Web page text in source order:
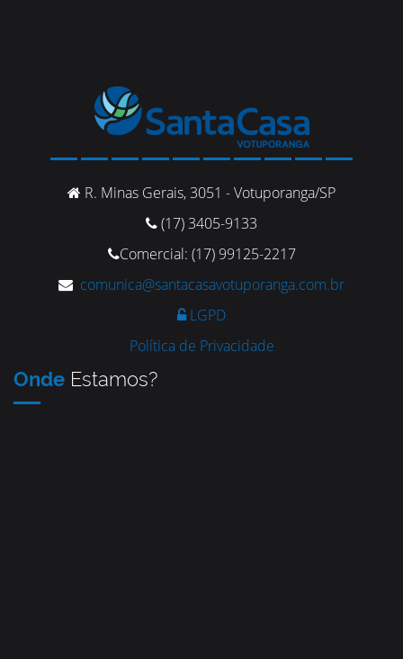
R. Minas Gerais, 3051 - Votuporanga/SP
(17) 3405-9133
Comercial: (17) 99125-2217
comunica@santacasavotuporanga.com.br
LGPD
Política de Privacidade
Onde Estamos?